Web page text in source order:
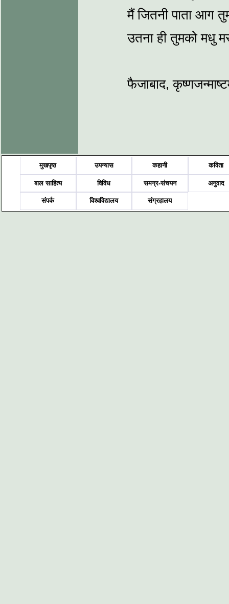
मैं जितनी पाता आग
उतना ही तुमको मधु
फैजाबाद,
मुखपृष्ठ उपन्यास कहानी कविता
बाल साहित्य विविध समग्र-संचयन अनुवाद
संपर्क विश्वविद्यालय संग्रहालय